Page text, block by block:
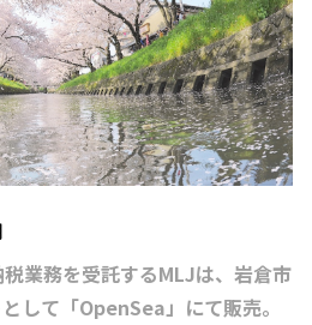
業務を受託するMLJは、岩倉市
して「OpenSea」にて販売。